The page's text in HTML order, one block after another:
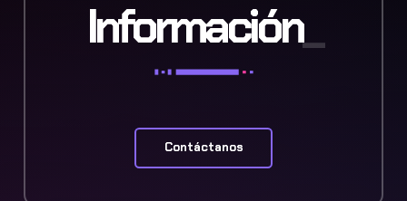
Información
Contáctanos